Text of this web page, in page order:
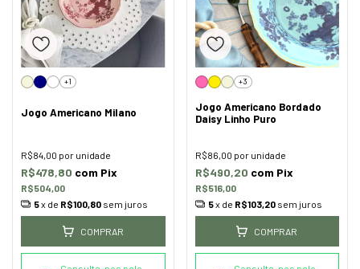
+1
Jogo Americano Milano
R$84,00 por unidade
R$504,00
R$478,80 com Pix
5x de R$100,80 sem juros
COMPRAR
+3
Jogo Americano Bordado
Daisy Linho Puro
R$86,00 por unidade
R$516,00
R$490,20 com Pix
5x de R$103,20 sem juros
COMPRAR